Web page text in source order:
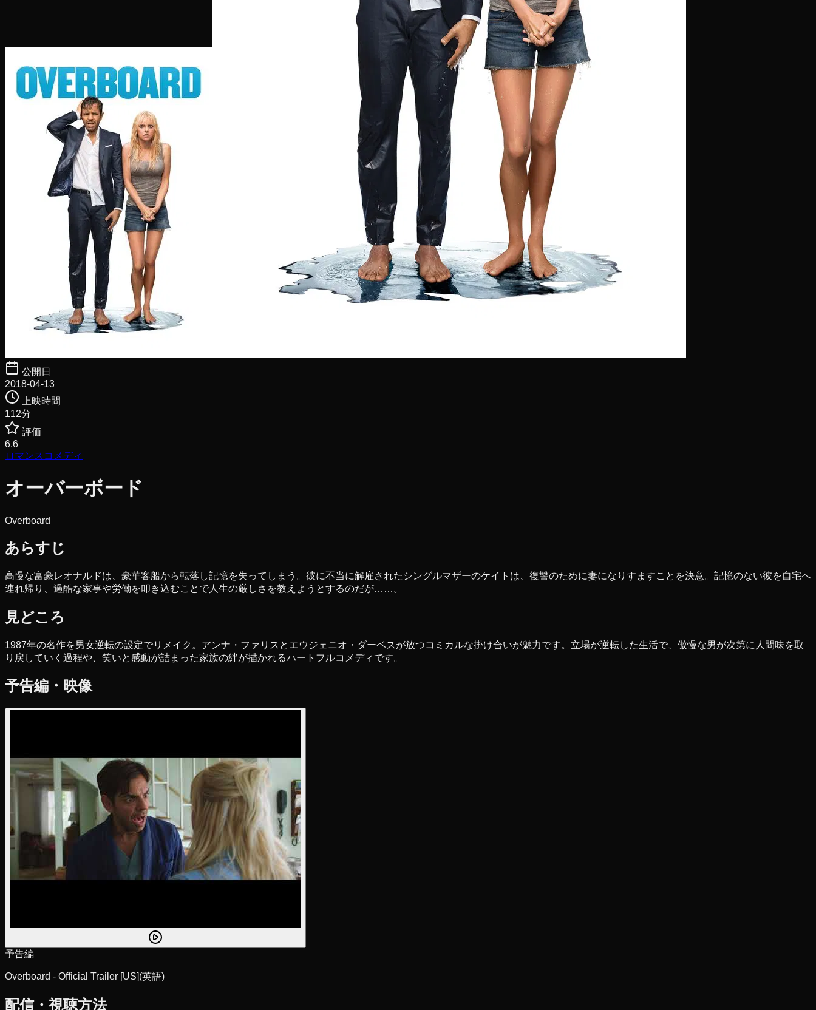
公開日
2018-04-13
上映時間
112分
評価
6.6
ロマンス コメディ
オーバーボード
Overboard
あらすじ
高慢な富豪レオナルドは、豪華客船から転落し記憶を失ってしまう。彼に不当に解雇されたシングルマザーのケイトは、復讐のために妻になりすますことを決意。記憶のない彼を自宅へ
連れ帰り、過酷な家事や労働を叩き込むことで人生の厳しさを教えようとするのだが……。
見どころ
1987年の名作を男女逆転の設定でリメイク。アンナ・ファリスとエウジェニオ・ダーベスが放つコミカルな掛け合いが魅力です。立場が逆転した生活で、傲慢な男が次第に人間味を取
り戻していく過程や、笑いと感動が詰まった家族の絆が描かれるハートフルコメディです。
予告編・映像
予告編
Overboard - Official Trailer [US](英語)
配信・視聴方法